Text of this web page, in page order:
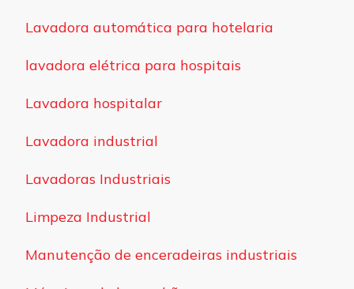
Lavadora automática para hotelaria
lavadora elétrica para hospitais
Lavadora hospitalar
Lavadora industrial
Lavadoras Industriais
Limpeza Industrial
Manutenção de enceradeiras industriais